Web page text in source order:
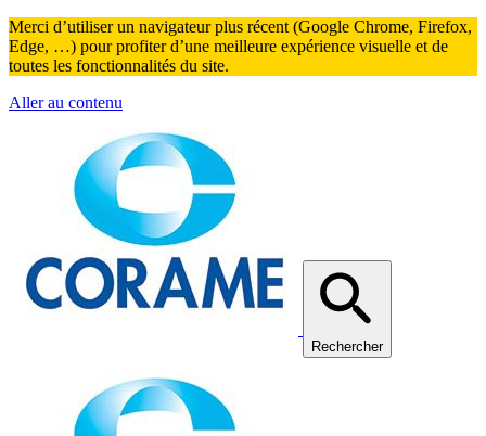
Merci d’utiliser un navigateur plus récent (Google Chrome, Firefox,
Edge, …) pour profiter d’une meilleure expérience visuelle et de
toutes les fonctionnalités du site.
Aller au contenu
Rechercher